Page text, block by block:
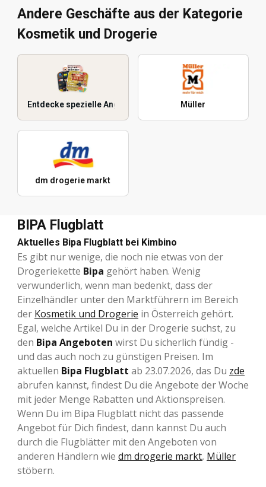
Andere Geschäfte aus der Kategorie
Kosmetik und Drogerie
Entdecke spezielle Angebote Müller
dm drogerie markt
BIPA Flugblatt
Aktuelles Bipa Flugblatt bei Kimbino
Es gibt nur wenige, die noch nie etwas von der
Drogeriekette Bipa gehört haben. Wenig
verwunderlich, wenn man bedenkt, dass der
Einzelhändler unter den Marktführern im Bereich
der Kosmetik und Drogerie in Österreich gehört.
Egal, welche Artikel Du in der Drogerie suchst, zu
den Bipa Angeboten wirst Du sicherlich fündig -
und das auch noch zu günstigen Preisen. Im
aktuellen Bipa Flugblatt ab 23.07.2026, das Du zde
abrufen kannst, findest Du die Angebote der Woche
mit jeder Menge Rabatten und Aktionspreisen.
Wenn Du im Bipa Flugblatt nicht das passende
Angebot für Dich findest, dann kannst Du auch
durch die Flugblätter mit den Angeboten von
anderen Händlern wie dm drogerie markt, Müller
stöbern.